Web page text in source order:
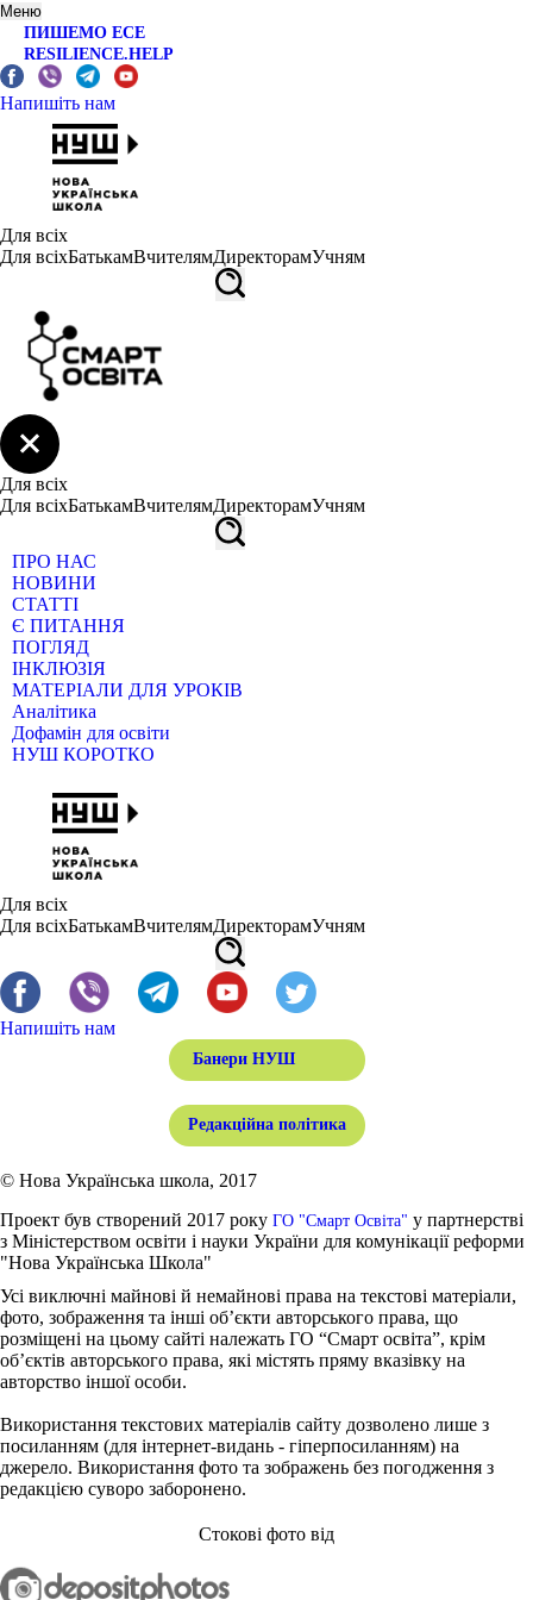
Меню
ПИШЕМО ЕСЕ
RESILIENCE.HELP
Напишіть нам
Для всіх
Для всіхБатькамВчителямДиректорамУчням
Для всіх
Для всіхБатькамВчителямДиректорамУчням
ПРО НАС
НОВИНИ
СТАТТІ
Є ПИТАННЯ
ПОГЛЯД
ІНКЛЮЗІЯ
МАТЕРІАЛИ ДЛЯ УРОКІВ
Аналітика
Дофамін для освіти
НУШ КОРОТКО
Для всіх
Для всіхБатькамВчителямДиректорамУчням
Напишіть нам
Банери НУШ
Редакційна політика
© Нова Українська школа, 2017
Проект був створений 2017 року ГО "Смарт Освіта" у партнерстві
з Міністерством освіти і науки України для комунікації реформи
"Нова Українська Школа"
Усі виключні майнові й немайнові права на текстові матеріали,
фото, зображення та інші об’єкти авторського права, що
розміщені на цьому сайті належать ГО “Смарт освіта”, крім
об’єктів авторського права, які містять пряму вказівку на
авторство іншої особи.
Використання текстових матеріалів сайту дозволено лише з
посиланням (для інтернет-видань - гіперпосиланням) на
джерело. Використання фото та зображень без погодження з
редакцією суворо заборонено.
Стокові фото від